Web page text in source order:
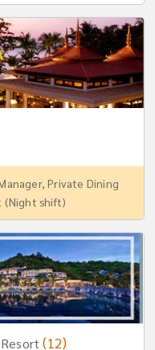
Private Dining
(Night shift)
(12)